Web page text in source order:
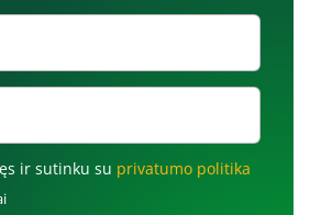
ir sutinku su privatumo politika